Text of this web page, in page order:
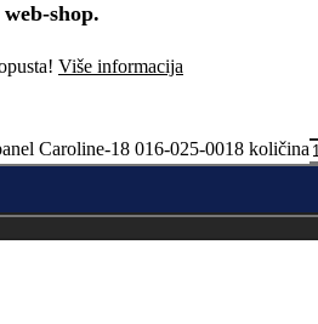
shop.
Više informacija
Caroline-18 016-025-0018 količina